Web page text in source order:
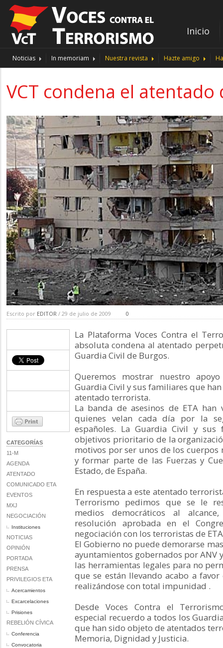
Inicio
Noticias In memoriam Nuestra revista Hazte amigo
VCT condena el
Escrito por EDITOR / 29 de julio de 2009 0
CATEGORÍAS
11-M
AGENDA
ATENTADO
COMUNICADO ETA
EVENTOS
MXJ
NEGOCIACIÓN
Instituciones
NOTICIAS
OPINIÓN
PORTADA
PRENSA
PRIVILEGIOS ETA
Acercamientos
Excarcelaciones
Prisiones
REBELIÓN CÍVICA
Conferencia
Convocatoria
La Plataforma Voces Contra el
absoluta condena al atentado
Guardia Civil de Burgos.
Queremos mostrar nuestro
Guardia Civil y sus familiares que
atentado terrorista.
La banda de asesinos de ETA
quienes velan cada día por la
españoles. La Guardia Civil y sus
objetivos prioritario de la
motivos por ser unos de los cuerpos
y formar parte de las Fuerzas y
Estado, de España.
En respuesta a este atentado
Terrorismo pedimos que se le
medios democráticos al
resolución aprobada en el
negociación con los terroristas de
El Gobierno no puede demorarse
ayuntamientos gobernados por ANV
las herramientas legales para no
que se están llevando acabo a
realizándose con total impunidad .
Desde Voces Contra el
especial recuerdo a todos los
que han sido objeto de atentados
Memoria, Dignidad y Justicia.